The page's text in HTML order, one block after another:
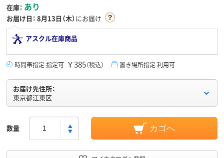
在庫： あり
お届け日： 8月13日（木）にお届け
アスクル在庫商品
時間帯指定 指定可 ￥385（税込） 置き場所指定 利用可
お届け先住所：
東京都江東区
数量 カゴへ